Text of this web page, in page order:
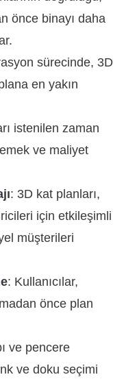
önce binayı daha
sürecinde, 3D
en yakın
istenilen zaman
ve maliyet
: 3D kat planları,
için etkileşimli
müşterileri
: Kullanıcılar,
önce plan
ve pencere
ve doku seçimi